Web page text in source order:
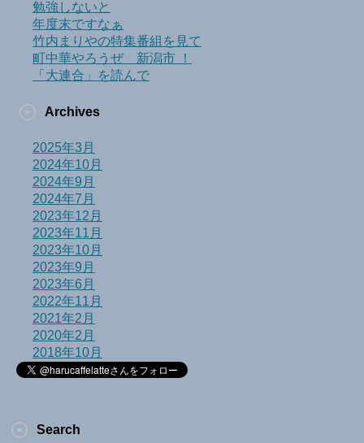
勉強しないと
年度末ですなぁ
竹内まりやの特集番組を見て
町中華やろうぜ 新潟市 ！
「大連合」を読んで
Archives
2025年3月
2024年10月
2024年9月
2024年7月
2023年12月
2023年11月
2023年10月
2023年9月
2023年6月
2022年11月
2021年2月
2020年2月
2018年10月
Search